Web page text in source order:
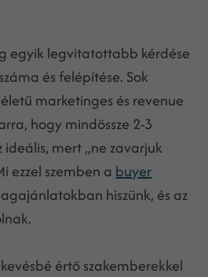
egyik legvitatottabb kérdése
és felépítése. Sok
marketinges és revenue
hogy mindössze 2-3
mert „ne zavarjuk
ezzel szemben a buyer
hiszünk, és az
értő szakemberekkel